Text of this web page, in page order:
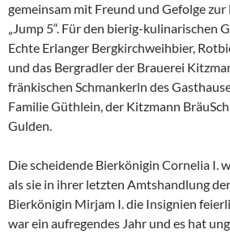
gemeinsam mit Freund und Gefolge
„Jump 5“. Für den bierig-kulinarischen
Echte Erlanger Bergkirchweihbier,
und das Bergradler der Brauerei
fränkischen Schmankerln des
Familie Güthlein, der Kitzmann
Gulden.
Die scheidende Bierkönigin Cornelia I.
als sie in ihrer letzten Amtshandlung
Bierkönigin Mirjam I. die Insignien
war ein aufregendes Jahr und es hat